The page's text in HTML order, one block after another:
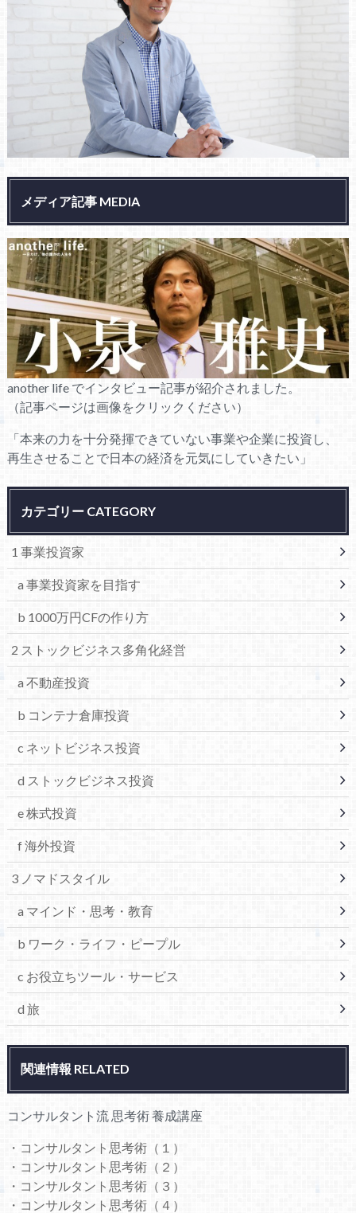
メディア記事 MEDIA
another life でインタビュー記事が紹介されました。
（記事ページは画像をクリックください）
「本来の力を十分発揮できていない事業や企業に投資し、
再生させることで日本の経済を元気にしていきたい」
カテゴリー CATEGORY
1 事業投資家
a 事業投資家を目指す
b 1000万円CFの作り方
2 ストックビジネス多角化経営
a 不動産投資
b コンテナ倉庫投資
c ネットビジネス投資
d ストックビジネス投資
e 株式投資
f 海外投資
3 ノマドスタイル
a マインド・思考・教育
b ワーク・ライフ・ピープル
c お役立ちツール・サービス
d 旅
関連情報 RELATED
コンサルタント流 思考術 養成講座
・コンサルタント思考術（１）
・コンサルタント思考術（２）
・コンサルタント思考術（３）
・コンサルタント思考術（４）